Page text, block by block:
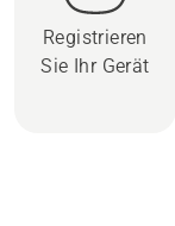
Registrieren
Sie Ihr Gerät